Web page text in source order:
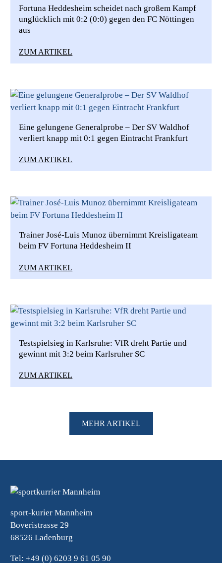
Fortuna Heddesheim scheidet nach großem Kampf
unglücklich mit 0:2 (0:0) gegen den FC Nöttingen
aus
ZUM ARTIKEL
Eine gelungene Generalprobe – Der SV Waldhof
verliert knapp mit 0:1 gegen Eintracht Frankfurt
ZUM ARTIKEL
Trainer José-Luis Munoz übernimmt Kreisligateam
beim FV Fortuna Heddesheim II
ZUM ARTIKEL
Testspielsieg in Karlsruhe: VfR dreht Partie und
gewinnt mit 3:2 beim Karlsruher SC
ZUM ARTIKEL
MEHR ARTIKEL
sport-kurier Mannheim
Boveristrasse 29
68526 Ladenburg
Tel: +49 (0) 6203 9 61 05 90